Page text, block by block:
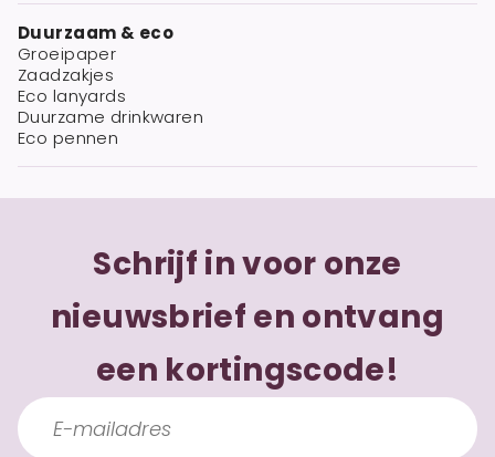
Duurzaam & eco
Groeipaper
Zaadzakjes
Eco lanyards
Duurzame drinkwaren
Eco pennen
Schrijf in voor onze
nieuwsbrief en ontvang
een kortingscode!